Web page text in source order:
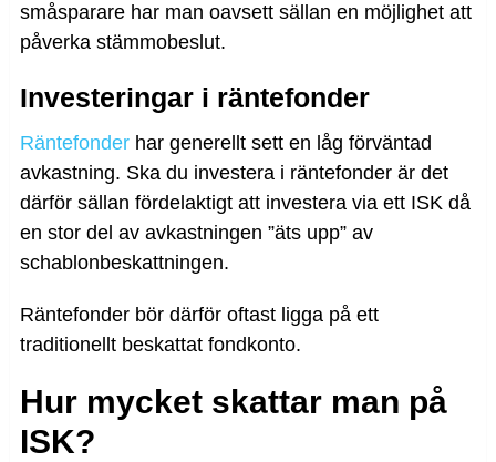
småsparare har man oavsett sällan en möjlighet att
påverka stämmobeslut.
Investeringar i räntefonder
Räntefonderhar generellt sett en låg förväntad
avkastning. Ska du investera i räntefonder är det
därför sällan fördelaktigt att investera via ett ISK då
en stor del av avkastningen ”äts upp” av
schablonbeskattningen.
Räntefonder bör därför oftast ligga på ett
traditionellt beskattat fondkonto.
Hur mycket skattar man på
ISK?